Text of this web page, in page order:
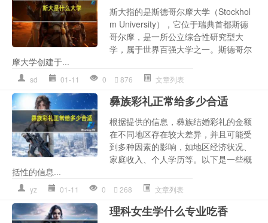
斯大指的是斯德哥尔摩大学（Stockhol
m University），它位于瑞典首都斯德
哥尔摩，是一所公立综合性研究型大
学，属于世界百强大学之一。斯德哥尔
摩大学创建于...
sd 01-11 0 876 文章列表
彝族彩礼正常给多少合适
根据提供的信息，彝族结婚彩礼的金额
在不同地区存在较大差异，并且可能受
到多种因素的影响，如地区经济状况、
家庭收入、个人学历等。以下是一些概
括性的信息...
yz 01-11 0 268 文章列表
理科女生学什么专业吃香